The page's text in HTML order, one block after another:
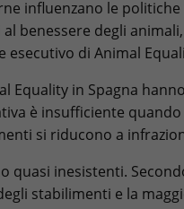
influenzano le
benessere degli
esecutivo di Animal
Equality in Spagna
è insufficiente
si riducono a
quasi inesistenti.
stabilimenti e la